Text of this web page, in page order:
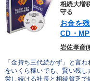
相続大増
守る
お金を
CD・
岩佐孝彦(
「金持ち三代続かず」と言
をいくら稼いでも、賢い残
栄し続ける社長と相続貧乏で